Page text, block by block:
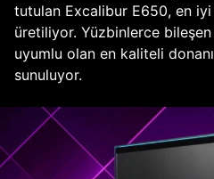
tutulan Excalibur E650, en iyi
üretiliyor. Yüzbinlerce
uyumlu olan en kaliteli
sunuluyor.